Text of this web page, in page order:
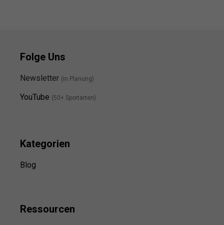
Folge Uns
Newsletter (in Planung)
YouTube (50+ Sportarten)
Kategorien
Blog
Ressourcen